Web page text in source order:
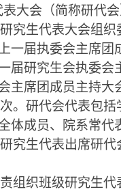
大会（简称研代
研究生代表大会组织
一届执委会主席
届研究生会执委会
主席团成员主持大
。研代会代表包括
体成员、院系常代
研究生代表出席研代
组织班级研究生代